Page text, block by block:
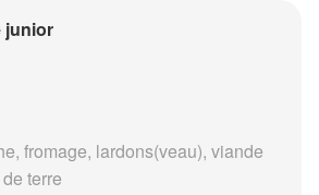
junior
fromage, lardons(veau), viande
terre